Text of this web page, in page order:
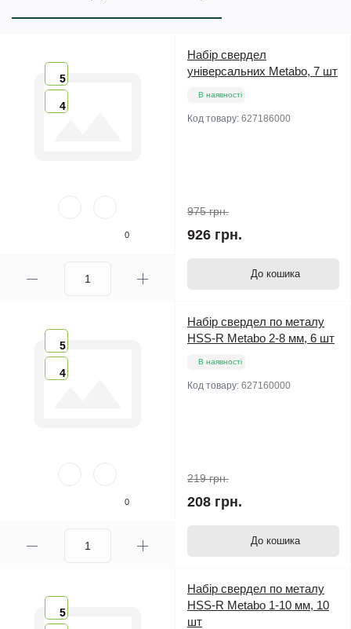
5
4
0
Набір свердел
універсальних Metabo, 7 шт
В наявності
Код товару: 627186000
975 грн.
926 грн.
До кошика
5
4
0
Набір свердел по металу
HSS-R Metabo 2-8 мм, 6 шт
В наявності
Код товару: 627160000
219 грн.
208 грн.
До кошика
5
Набір свердел по металу
HSS-R Metabo 1-10 мм, 10
шт